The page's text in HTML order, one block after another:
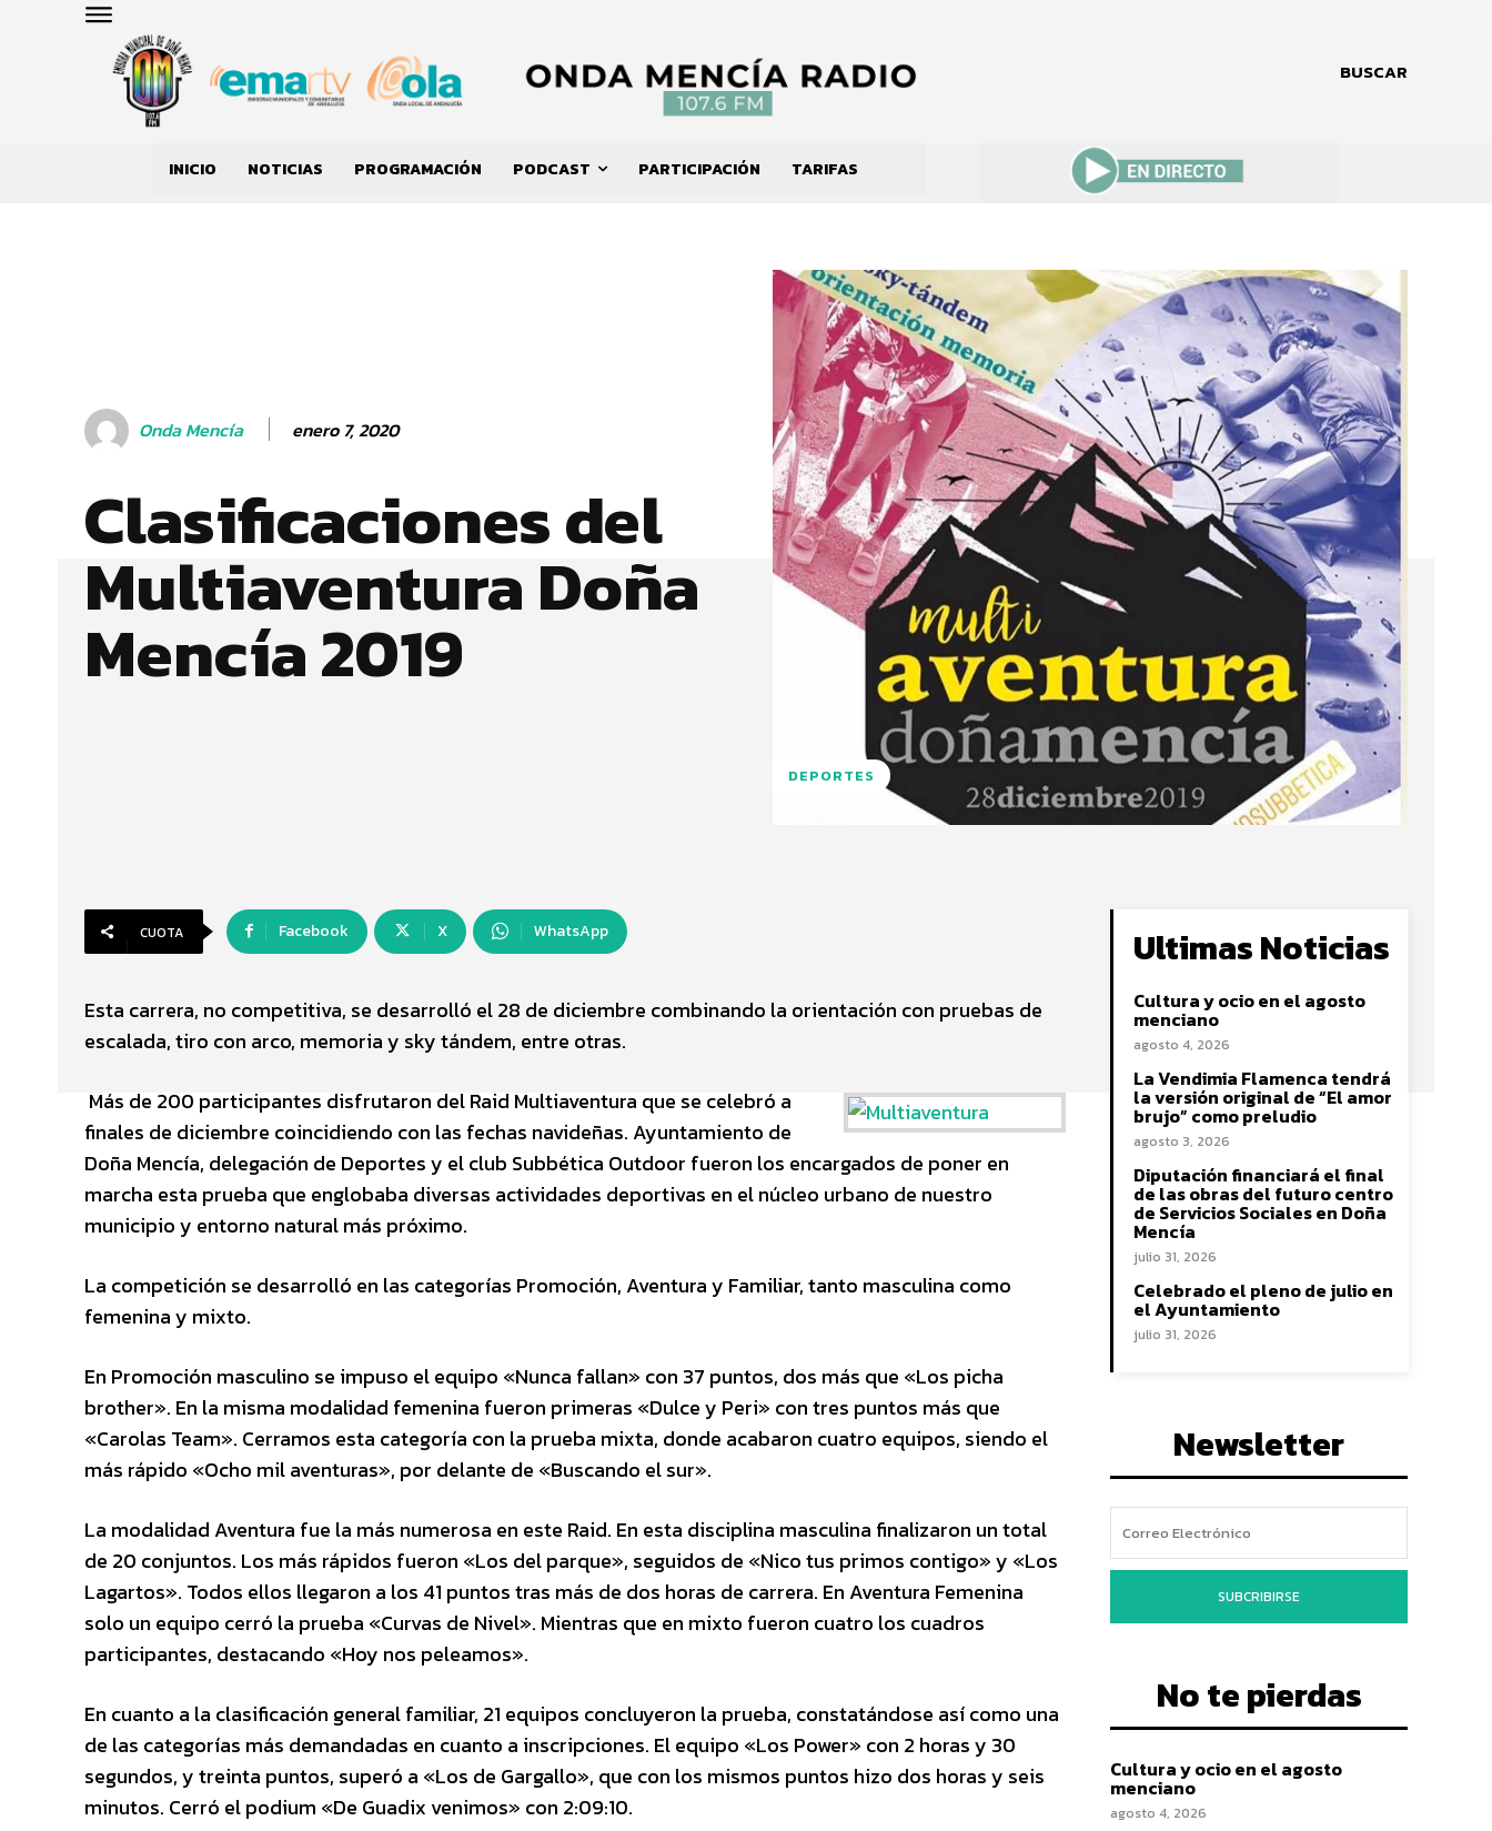
BUSCAR
INICIO NOTICIAS PROGRAMACIÓN PODCAST PARTICIPACIÓN TARIFAS
Onda Mencía enero 7, 2020
Clasificaciones del
Multiaventura Doña
Mencía 2019
DEPORTES
CUOTA Facebook X WhatsApp
Esta carrera, no competitiva, se desarrolló el 28 de diciembre combinando la orientación con pruebas de
escalada, tiro con arco, memoria y sky tándem, entre otras.
Más de 200 participantes disfrutaron del Raid Multiaventura que se celebró a
finales de diciembre coincidiendo con las fechas navideñas. Ayuntamiento de
Doña Mencía, delegación de Deportes y el club Subbética Outdoor fueron los encargados de poner en
marcha esta prueba que englobaba diversas actividades deportivas en el núcleo urbano de nuestro
municipio y entorno natural más próximo.
La competición se desarrolló en las categorías Promoción, Aventura y Familiar, tanto masculina como
femenina y mixto.
En Promoción masculino se impuso el equipo «Nunca fallan» con 37 puntos, dos más que «Los picha
brother». En la misma modalidad femenina fueron primeras «Dulce y Peri» con tres puntos más que
«Carolas Team». Cerramos esta categoría con la prueba mixta, donde acabaron cuatro equipos, siendo el
más rápido «Ocho mil aventuras», por delante de «Buscando el sur».
La modalidad Aventura fue la más numerosa en este Raid. En esta disciplina masculina finalizaron un total
de 20 conjuntos. Los más rápidos fueron «Los del parque», seguidos de «Nico tus primos contigo» y «Los
Lagartos». Todos ellos llegaron a los 41 puntos tras más de dos horas de carrera. En Aventura Femenina
solo un equipo cerró la prueba «Curvas de Nivel». Mientras que en mixto fueron cuatro los cuadros
participantes, destacando «Hoy nos peleamos».
En cuanto a la clasificación general familiar, 21 equipos concluyeron la prueba, constatándose así como una
de las categorías más demandadas en cuanto a inscripciones. El equipo «Los Power» con 2 horas y 30
segundos, y treinta puntos, superó a «Los de Gargallo», que con los mismos puntos hizo dos horas y seis
minutos. Cerró el podium «De Guadix venimos» con 2:09:10.
Ultimas Noticias
Cultura y ocio en el agosto
menciano
agosto 4, 2026
La Vendimia Flamenca tendrá
la versión original de “El amor
brujo” como preludio
agosto 3, 2026
Diputación financiará el final
de las obras del futuro centro
de Servicios Sociales en Doña
Mencía
julio 31, 2026
Celebrado el pleno de julio en
el Ayuntamiento
julio 31, 2026
Newsletter
SUBCRIBIRSE
No te pierdas
Cultura y ocio en el agosto
menciano
agosto 4, 2026